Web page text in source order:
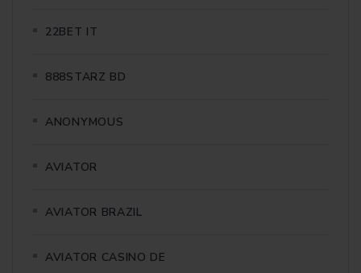
22BET IT
888STARZ BD
ANONYMOUS
AVIATOR
AVIATOR BRAZIL
AVIATOR CASINO DE